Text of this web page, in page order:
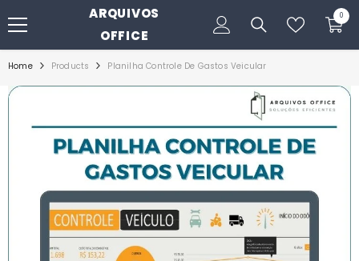
PULAR PARA O CONTEÚDO
ARQUIVOS
OFFICE
00
itens
Home Products Planilha Controle De Gastos Veicular